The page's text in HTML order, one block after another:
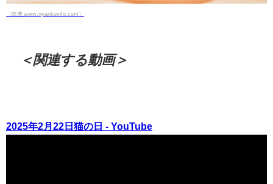
（出典 www.nyankoinfo.com）
＜関連する動画＞
2025年2月22日猫の日 - YouTube